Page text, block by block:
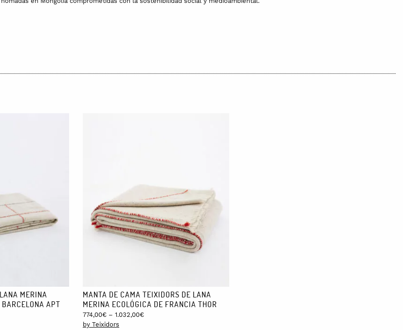
y materiales con un tacto exquisito y hecha para durar. Para una mejor conservación, te recomendamos que la laves a
si estás en otra parte del mundo, de 25. Siempre que el producto esté en stock, el envío tarda aproximadamente una
avisaremos.
MERINA
APT
MANTA DE CAMA TEIXIDORS DE LANA
MERINA ECOLÓGICA DE FRANCIA THOR
774,00€ – 1.032,00€Price
by Teixidors